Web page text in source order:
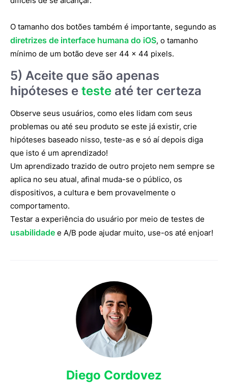
O tamanho dos botões também é importante, segundo as
diretrizes de interface humana do iOS, o tamanho
mínimo de um botão deve ser 44 x 44 pixels.
5) Aceite que são apenas
hipóteses e teste até ter certeza
Observe seus usuários, como eles lidam com seus
problemas ou até seu produto se este já existir, crie
hipóteses baseado nisso, teste-as e só aí depois diga
que isto é um aprendizado!
Um aprendizado trazido de outro projeto nem sempre se
aplica no seu atual, afinal muda-se o público, os
dispositivos, a cultura e bem provavelmente o
comportamento.
Testar a experiência do usuário por meio de testes de
usabilidade e A/B pode ajudar muito, use-os até enjoar!
Diego Cordovez